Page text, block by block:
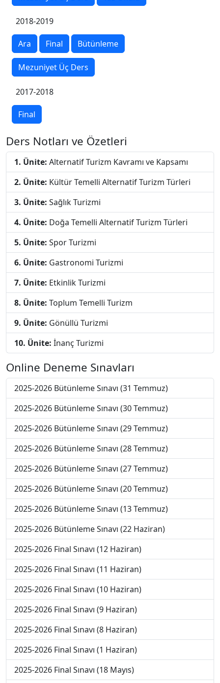
2018-2019
Ara Final Bütünleme
Mezuniyet Üç Ders
2017-2018
Final
Ders Notları ve Özetleri
1. Ünite: Alternatif Turizm Kavramı ve Kapsamı
2. Ünite: Kültür Temelli Alternatif Turizm Türleri
3. Ünite: Sağlık Turizmi
4. Ünite: Doğa Temelli Alternatif Turizm Türleri
5. Ünite: Spor Turizmi
6. Ünite: Gastronomi Turizmi
7. Ünite: Etkinlik Turizmi
8. Ünite: Toplum Temelli Turizm
9. Ünite: Gönüllü Turizmi
10. Ünite: İnanç Turizmi
Online Deneme Sınavları
2025-2026 Bütünleme Sınavı (31 Temmuz)
2025-2026 Bütünleme Sınavı (30 Temmuz)
2025-2026 Bütünleme Sınavı (29 Temmuz)
2025-2026 Bütünleme Sınavı (28 Temmuz)
2025-2026 Bütünleme Sınavı (27 Temmuz)
2025-2026 Bütünleme Sınavı (20 Temmuz)
2025-2026 Bütünleme Sınavı (13 Temmuz)
2025-2026 Bütünleme Sınavı (22 Haziran)
2025-2026 Final Sınavı (12 Haziran)
2025-2026 Final Sınavı (11 Haziran)
2025-2026 Final Sınavı (10 Haziran)
2025-2026 Final Sınavı (9 Haziran)
2025-2026 Final Sınavı (8 Haziran)
2025-2026 Final Sınavı (1 Haziran)
2025-2026 Final Sınavı (18 Mayıs)